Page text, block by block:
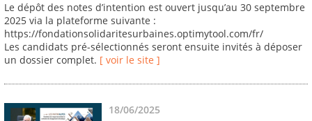
Le dépôt des notes d’intention est ouvert jusqu’au 30 septembre
2025 via la plateforme suivante :
https://fondationsolidaritesurbaines.optimytool.com/fr/
Les candidats pré-sélectionnés seront ensuite invités à déposer
un dossier complet. [ voir le site ]
18/06/2025